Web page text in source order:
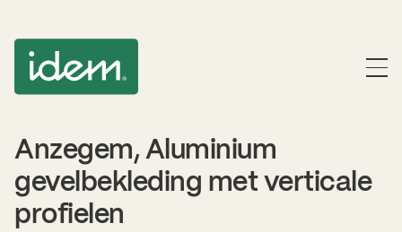
Anzegem, Aluminium
gevelbekleding met verticale
profielen